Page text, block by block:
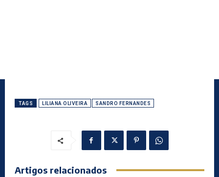
TAGS LILIANA OLIVEIRA SANDRO FERNANDES
Artigos relacionados